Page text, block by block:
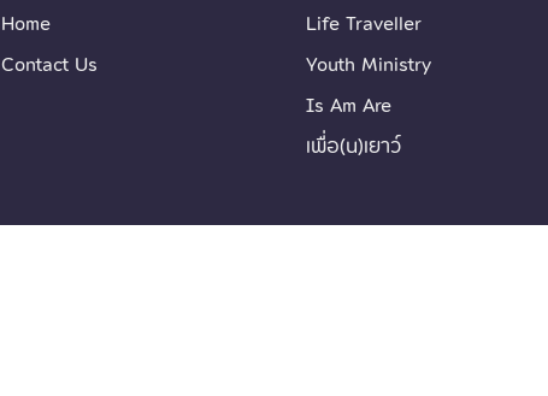
Home
Contact Us
Life Traveller
Youth Ministry
Is Am Are
เพื่อ(น)เยาว์